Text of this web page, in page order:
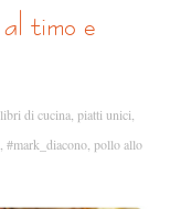
libri di cucina piatti unici
#mark_diacono pollo allo